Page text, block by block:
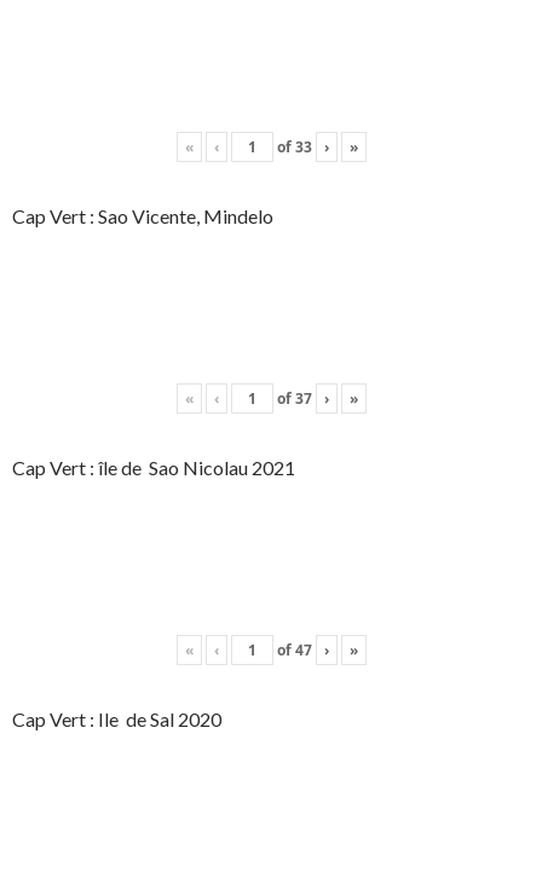
« ‹ of33 › »
Cap Vert : Sao Vicente, Mindelo
« ‹ of37 › »
Cap Vert : île de Sao Nicolau 2021
« ‹ of47 › »
Cap Vert : Ile de Sal 2020